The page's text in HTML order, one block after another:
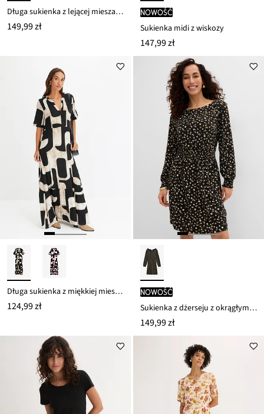
Długa sukienka z lejącej mieszanki wiskozy
149,99 zł
nowość
Sukienka midi z wiskozy
147,99 zł
Długa sukienka z miękkiej mieszanki wiskozy
124,99 zł
nowość
Sukienka z dżerseju z okrągłym dekoltem
149,99 zł